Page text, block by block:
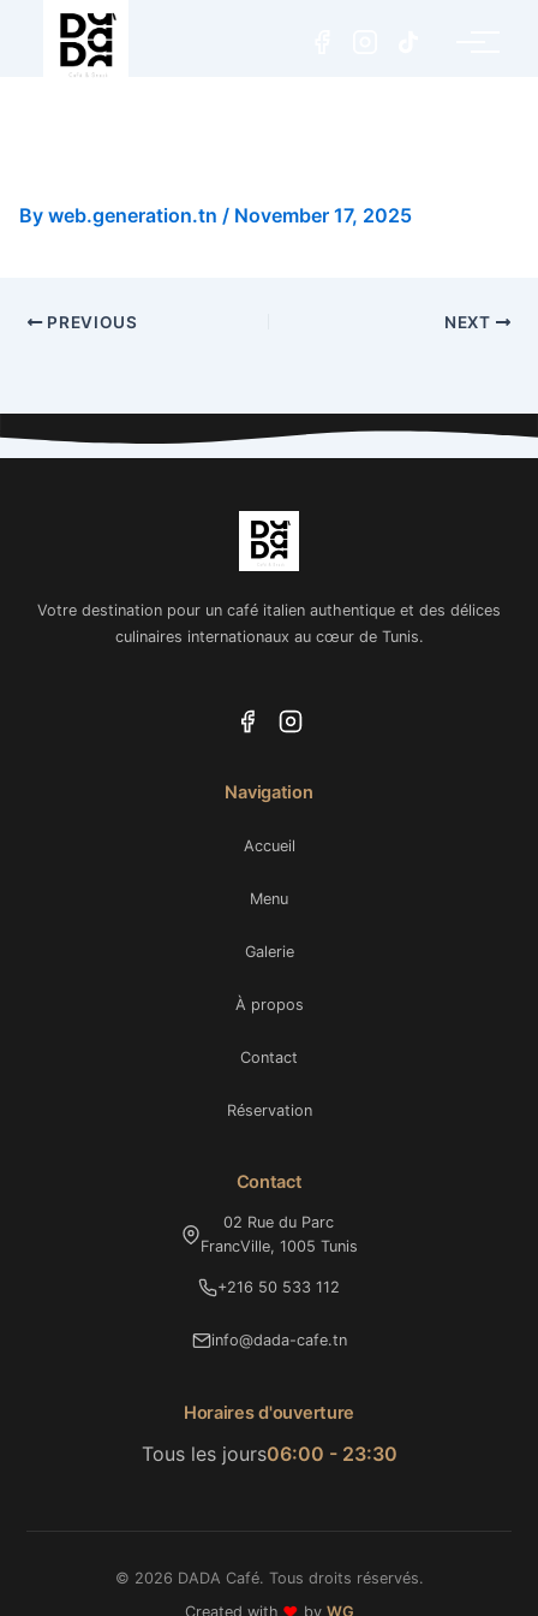
By web.generation.tn / November 17, 2025
PREVIOUS NEXT
Votre destination pour un café italien authentique et des délices
culinaires internationaux au cœur de Tunis.
Navigation
Accueil
Menu
Galerie
À propos
Contact
Réservation
Contact
02 Rue du Parc
FrancVille, 1005 Tunis
+216 50 533 112
info@dada-cafe.tn
Horaires d'ouverture
Tous les jours06:00 - 23:30
© 2026 DADA Café. Tous droits réservés.
Created with ❤️ by WG